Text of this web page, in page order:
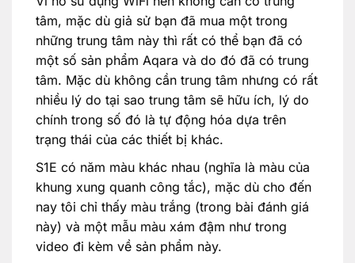
tâm, mặc dù giả sử bạn đã mua một trong
những trung tâm này thì rất có thể bạn đã có
một số sản phẩm Aqara và do đó đã có trung
tâm. Mặc dù không cần trung tâm nhưng có rất
nhiều lý do tại sao trung tâm sẽ hữu ích, lý do
chính trong số đó là tự động hóa dựa trên
trạng thái của các thiết bị khác.
S1E có năm màu khác nhau (nghĩa là màu của
khung xung quanh công tắc), mặc dù cho đến
nay tôi chỉ thấy màu trắng (trong bài đánh giá
này) và một mẫu màu xám đậm như trong
video đi kèm về sản phẩm này.